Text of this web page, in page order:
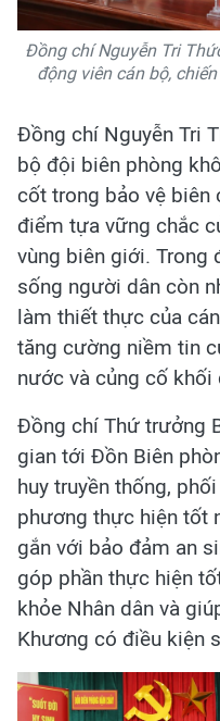
Đồng chí Nguyễn Tri
động viên cán bộ,
Đồng chí Nguyễn Tri
bộ đội biên phòng
cốt trong bảo vệ biên
điểm tựa vững chắc
vùng biên giới. Trong
sống người dân còn
làm thiết thực của
tăng cường niềm tin
nước và củng cố
Đồng chí Thứ trưởng
gian tới Đồn Biên
huy truyền thống,
phương thực hiện tốt
gắn với bảo đảm an
góp phần thực hiện
khỏe Nhân dân và
Khương có điều kiện